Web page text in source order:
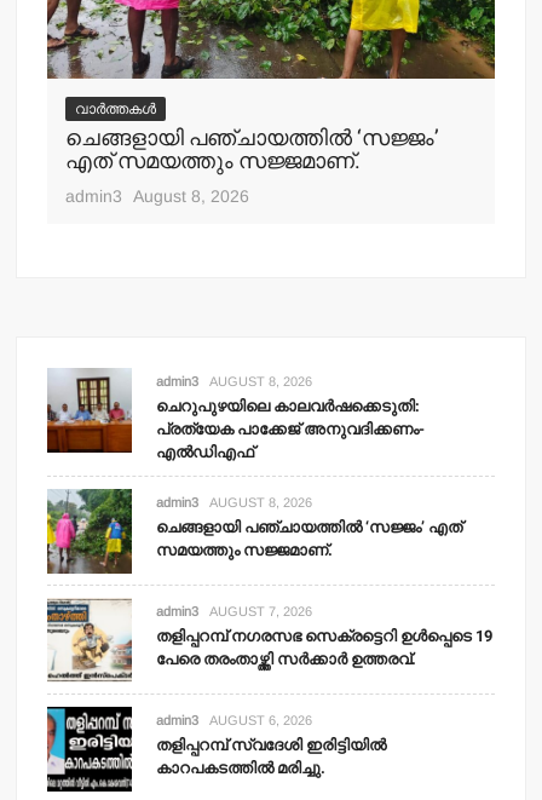
വാർത്തകൾ
ചെങ്ങളായി പഞ്ചായത്തില്‍ ‘സജ്ജം’
എത് സമയത്തും സജ്ജമാണ്.
admin3 August 8, 2026
admin3 AUGUST 8, 2026
ചെറുപുഴയിലെ കാലവര്‍ഷക്കെടുതി:
പ്രത്യേക പാക്കേജ് അനുവദിക്കണം-
എല്‍ഡിഎഫ്
admin3 AUGUST 8, 2026
ചെങ്ങളായി പഞ്ചായത്തില്‍ ‘സജ്ജം’ എത്
സമയത്തും സജ്ജമാണ്.
admin3 AUGUST 7, 2026
തളിപ്പറമ്പ് നഗരസഭ സെക്രട്ടെറി ഉള്‍പ്പെടെ 19
പേരെ തരംതാഴ്ത്തി സര്‍ക്കാര്‍ ഉത്തരവ്.
admin3 AUGUST 6, 2026
തളിപ്പറമ്പ് സ്വദേശി ഇരിട്ടിയില്‍
കാറപകടത്തില്‍ മരിച്ചു.